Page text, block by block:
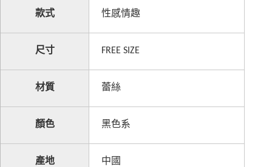
款式 性感情趣
尺寸 FREE SIZE
材質 蕾絲
顏色 黑色系
產地 中國